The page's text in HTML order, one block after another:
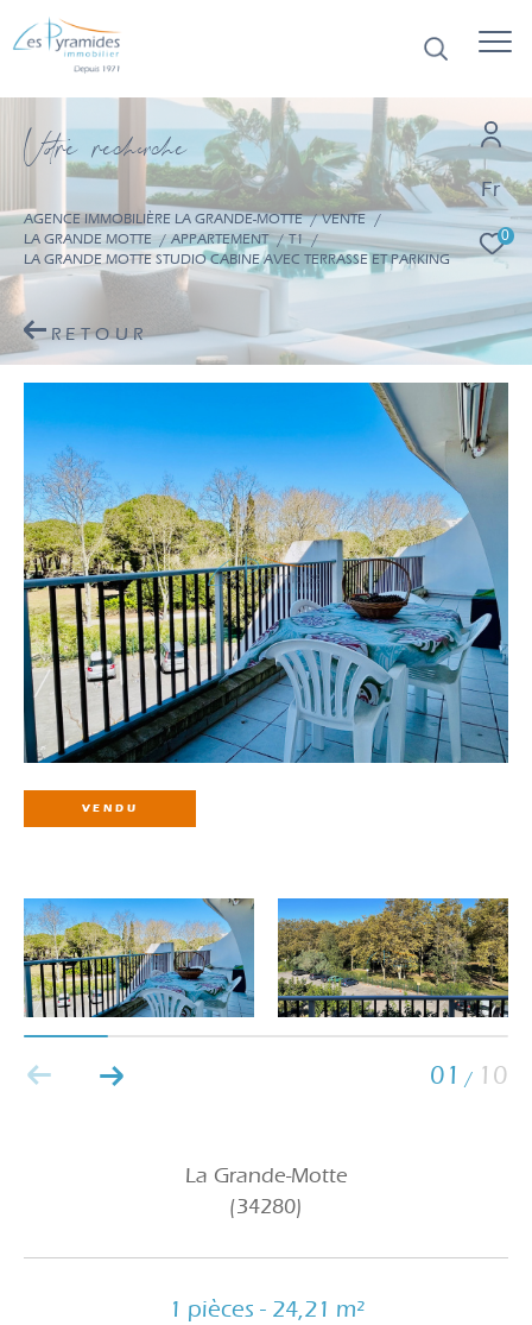
Fr
0
Vore recece
AGENCE IMMOBILIÈRE LA GRANDE-MOTTE
VENTE
LA GRANDE MOTTE
APPARTEMENT
T1
LA GRANDE MOTTE STUDIO CABINE AVEC TERRASSE ET PARKING
RETOUR
VENDU
01 / 10
La Grande-Motte
(34280)
1 pièces - 24,21 m²